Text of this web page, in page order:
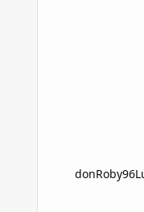
donRoby96